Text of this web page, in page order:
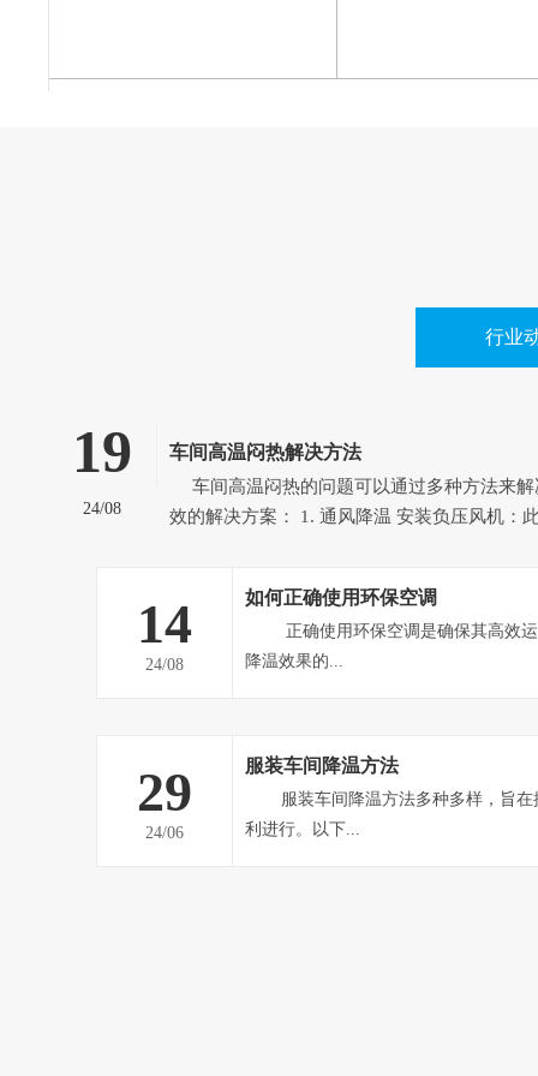
行业
19
24/08
车间高温闷热解决方法
效的解决方案： 1. 通风降温 安装负压风机：此方案适用于空气流
气，从而提高车间内空气流通速...
14
24/08
如何正确使用环保空调
降温效果的...
29
24/06
服装车间降温方法
利进行。以下...